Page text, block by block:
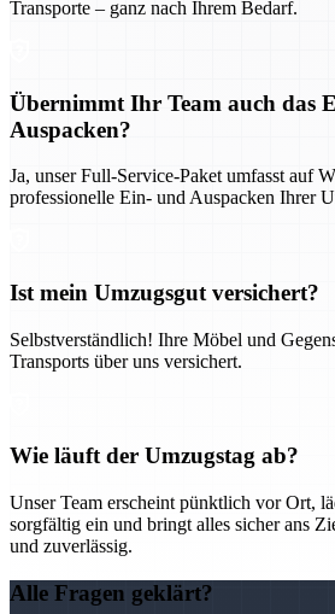
Transporte – ganz nach Ihrem Bedarf.
Übernimmt Ihr Team auch das
Auspacken?
Ja, unser Full-Service-Paket umfasst auf
professionelle Ein- und Auspacken Ihrer
Ist mein Umzugsgut versichert?
Selbstverständlich! Ihre Möbel und
Transports über uns versichert.
Wie läuft der Umzugstag ab?
Unser Team erscheint pünktlich vor Ort,
sorgfältig ein und bringt alles sicher ans
und zuverlässig.
Alle Fragen geklärt?